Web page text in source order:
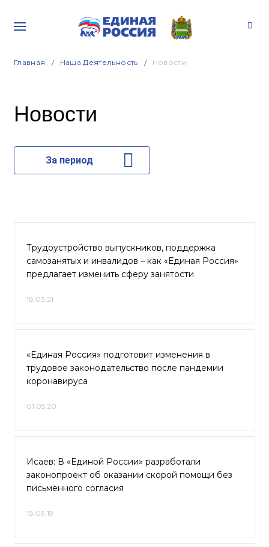
Главная Наша Деятельность Новости
Новости
За период
Трудоустройство выпускников, поддержка
самозанятых и инвалидов – как «Единая Россия»
предлагает изменить сферу занятости
18.03.21
«Единая Россия» подготовит изменения в
трудовое законодательство после пандемии
коронавируса
01.05.20
Исаев: В «Единой России» разработали
законопроект об оказании скорой помощи без
письменного согласия
18.09.19